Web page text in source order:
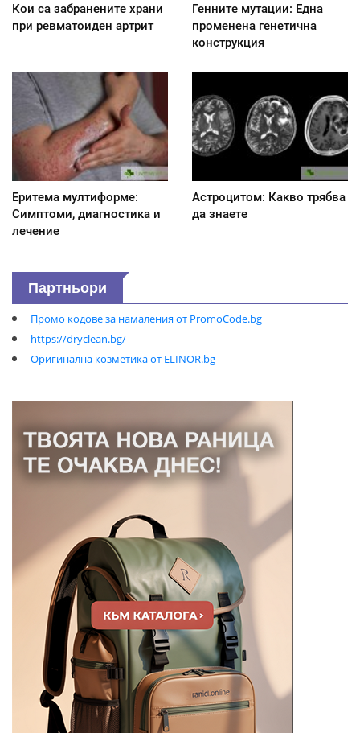
Кои са забранените храни
при ревматоиден артрит
Генните мутации: Една
променена генетична
конструкция
Еритема мултиформе:
Симптоми, диагностика и
лечение
Астроцитом: Какво трябва
да знаете
Партньори
Промо кодове за намаления от PromoCode.bg
https://dryclean.bg/
Оригинална козметика от ELINOR.bg